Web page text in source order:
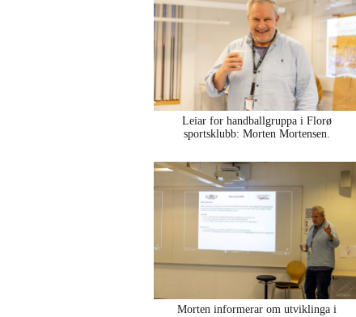
Leiar for handballgruppa i Florø
sportsklubb: Morten Mortensen.
Morten informerar om utviklinga i